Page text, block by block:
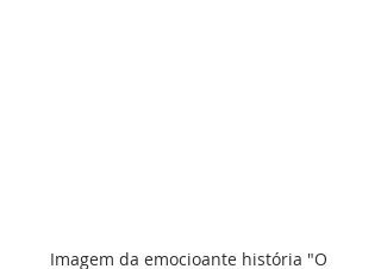
Imagem da emocioante história "O